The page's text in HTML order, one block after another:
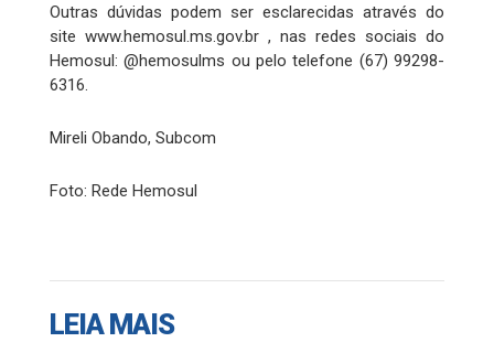
Outras dúvidas podem ser esclarecidas através do
site www.hemosul.ms.gov.br , nas redes sociais do
Hemosul: @hemosulms ou pelo telefone (67) 99298-
6316.
Mireli Obando, Subcom
Foto: Rede Hemosul
LEIA MAIS